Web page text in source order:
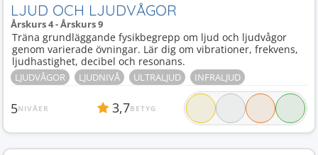
LJUD OCH LJUDVÅGOR
Årskurs 4 - Årskurs 9
Träna grundläggande fysikbegrepp om ljud och ljudvågor
genom varierade övningar. Lär dig om vibrationer, frekvens,
ljudhastighet, decibel och resonans.
LJUDVÅGOR LJUDNIVÅ ULTRALJUD INFRALJUD
5NIVÅER 3,7BETYG